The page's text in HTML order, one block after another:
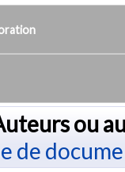
ou
de